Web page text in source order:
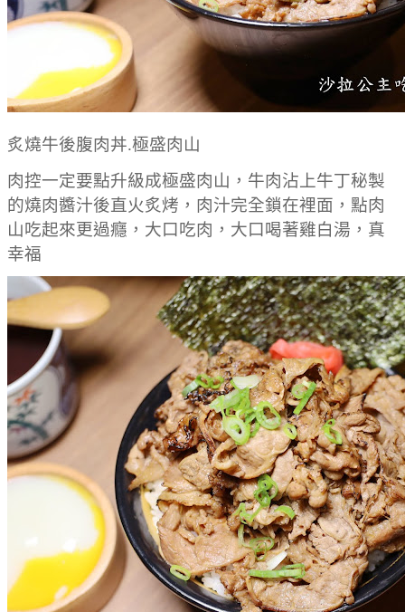
炙燒牛後腹肉丼.極盛肉山
肉控一定要點升級成極盛肉山，牛肉沾上牛丁秘製
的燒肉醬汁後直火炙烤，肉汁完全鎖在裡面，點肉
山吃起來更過癮，大口吃肉，大口喝著雞白湯，真
幸福